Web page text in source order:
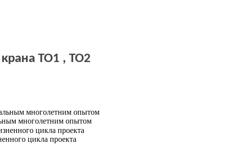
ТО1 , ТО2
многолетним опытом
цикла проекта